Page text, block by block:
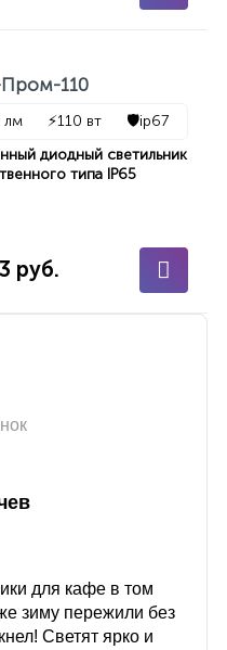
110
лм ⚡110 вт 🛡️ip67
диодный светильник
типа IP65
руб.
для кафе в том
зиму пережили без
Светят ярко и